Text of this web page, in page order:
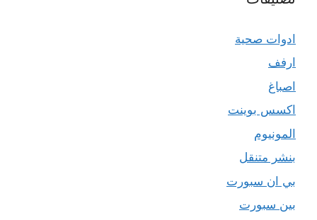
ادوات صحية
ارفف
اصباغ
اكسس بوينت
المونيوم
بنشر متنقل
بي ان سبورت
بين سبورت